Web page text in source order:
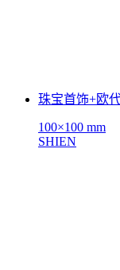
珠宝首饰+欧
100×100 mm
SHIEN